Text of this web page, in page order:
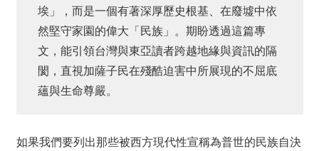
埃」，而是一個有著深厚歷史根基、在廢墟中依
然堅守家園的偉大「民族」。期盼透過這篇專
文，能引領台灣與東亞讀者跨越地緣與資訊的隔
閡，直視加薩子民在殘酷迫害中所展現的不屈底
蘊與生命尊嚴。
如果我們要列出那些被西方現代性宣稱為普世的民族自決